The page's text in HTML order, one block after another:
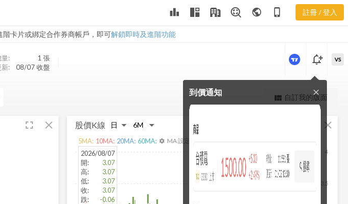
leaderboard public phone_iphone 註冊 / 登入
階卡片或綁定合作券商帳戶，即可解鎖即時及進階功能
用
量: 1 張
新:
08/07 收盤
更強大的進階價量圖表
notification_add
到價通知 close
VS
view_quilt 自訂我的版面
fullscreen close 股價K線 close
3.5
4
2026/08/07
開:
3.07
高:
3.07
低:
3.07
收:
3.07
跌:
-0.06
5MA: 10MA: 20MA: 60MA: settings MA 設定